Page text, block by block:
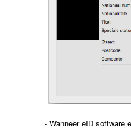
- Wanneer eID software